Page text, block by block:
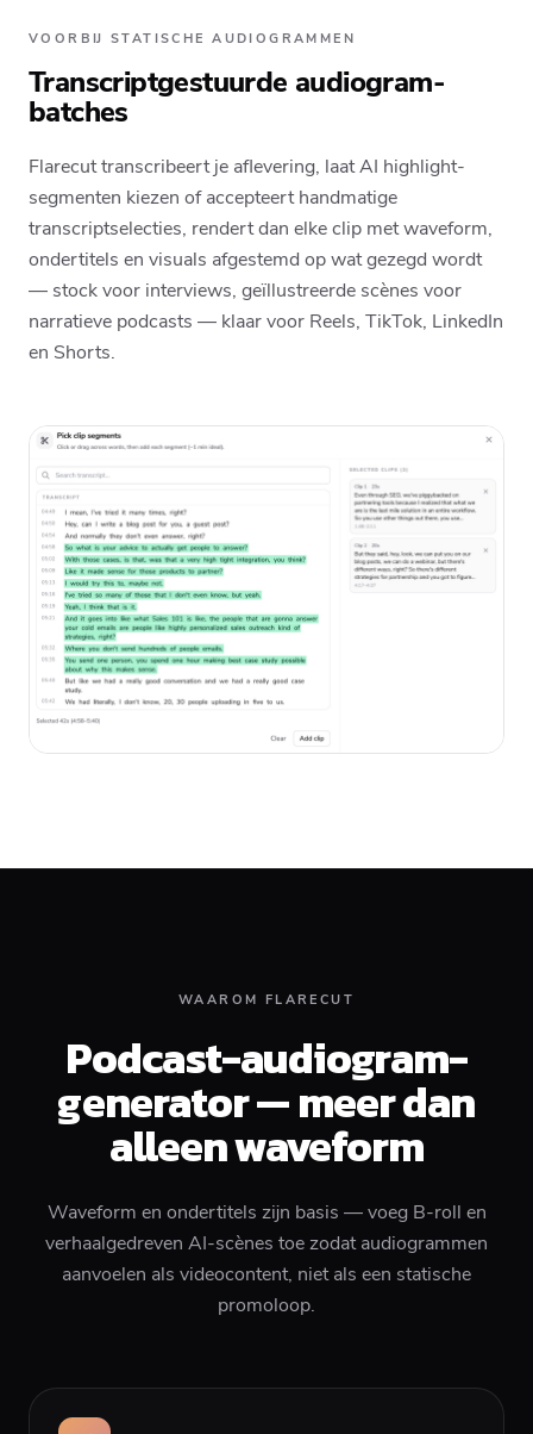
VOORBIJ STATISCHE AUDIOGRAMMEN
Transcriptgestuurde audiogram-
batches
Flarecut transcribeert je aflevering, laat AI highlight-
segmenten kiezen of accepteert handmatige
transcriptselecties, rendert dan elke clip met waveform,
ondertitels en visuals afgestemd op wat gezegd wordt
— stock voor interviews, geïllustreerde scènes voor
narratieve podcasts — klaar voor Reels, TikTok, LinkedIn
en Shorts.
WAAROM FLARECUT
Podcast-audiogram-
generator — meer dan
alleen waveform
Waveform en ondertitels zijn basis — voeg B-roll en
verhaalgedreven AI-scènes toe zodat audiogrammen
aanvoelen als videocontent, niet als een statische
promoloop.